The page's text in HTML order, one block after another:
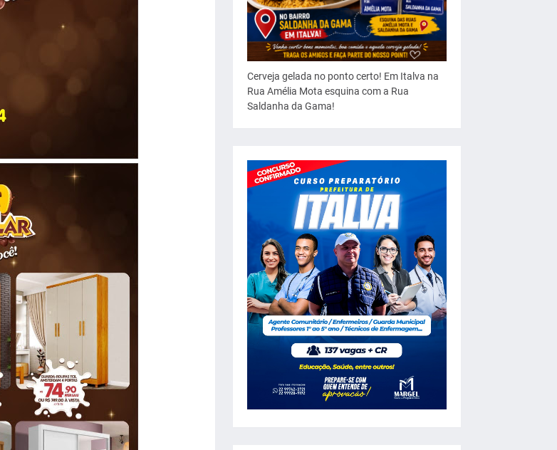
Cerveja gelada no ponto certo! Em Italva na
Rua Amélia Mota esquina com a Rua
Saldanha da Gama!